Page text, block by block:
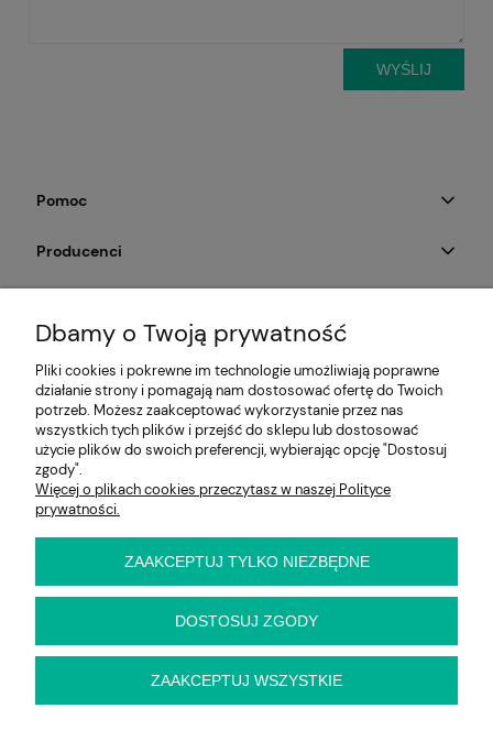
WYŚLIJ
Pomoc
Producenci
Informacje
E-KRZESŁO
Biuro handlowe (bez ekspozycji). Prosimy o wcześniejszy
kontakt przed wizytą
ul. Cynamonowa 2,
woj. dolnośląskie
22 22 82 046,
biuro@e-krzeslo.com.pl
Dbamy o Twoją prywatność
Pliki cookies i pokrewne im technologie umożliwiają poprawne
działanie strony i pomagają nam dostosować ofertę do Twoich
potrzeb. Możesz zaakceptować wykorzystanie przez nas
wszystkich tych plików i przejść do sklepu lub dostosować
użycie plików do swoich preferencji, wybierając opcję "Dostosuj
zgody".
Więcej o plikach cookies przeczytasz w naszej Polityce
prywatności.
ZAAKCEPTUJ TYLKO NIEZBĘDNE
DOSTOSUJ ZGODY
ZAAKCEPTUJ WSZYSTKIE